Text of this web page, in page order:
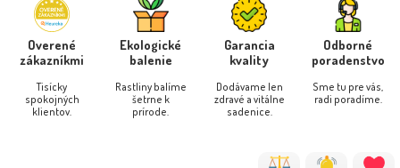
Overené
zákazníkmi
Tisícky
spokojných
klientov.
Ekologické
balenie
Rastliny balíme
šetrne k
prírode.
Garancia
kvality
Dodávame len
zdravé a vitálne
sadenice.
Odborné
poradenstvo
Sme tu pre vás,
radi poradíme.